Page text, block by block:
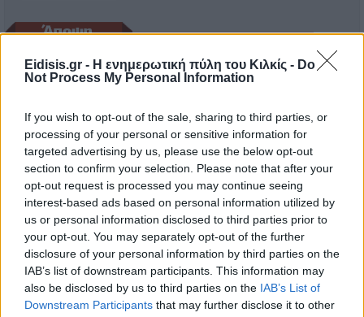
Eidisis.gr - Η ενημερωτική πύλη του Κιλκίς - Do
Not Process My Personal Information
If you wish to opt-out of the sale, sharing to third parties, or
processing of your personal or sensitive information for
targeted advertising by us, please use the below opt-out
section to confirm your selection. Please note that after your
opt-out request is processed you may continue seeing
interest-based ads based on personal information utilized by
us or personal information disclosed to third parties prior to
your opt-out. You may separately opt-out of the further
disclosure of your personal information by third parties on the
IAB’s list of downstream participants. This information may
also be disclosed by us to third parties on the IAB’s List of
Downstream Participants that may further disclose it to other
Ή ρούφα ή φύσα
Στοιχεία της σύγχρονης Αλβανίας
19-06-2026 - Κανένα σχόλιο